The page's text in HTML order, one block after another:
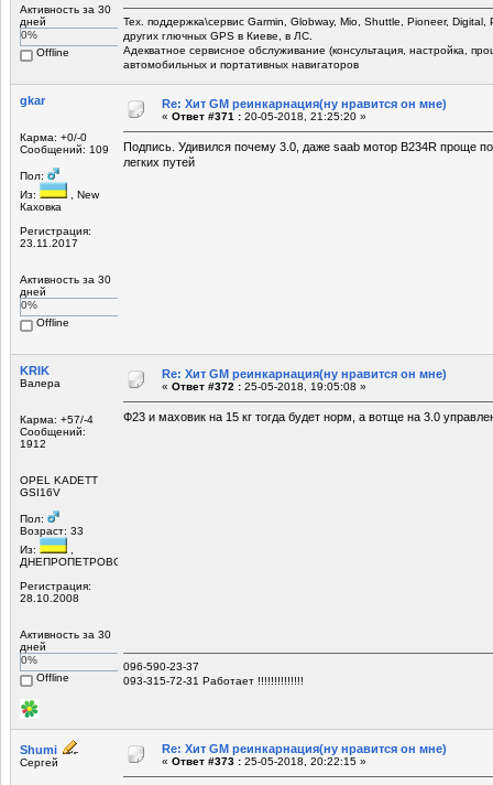
Активность за 30
дней
0%
Offline
Тех. поддержка\сервис Garmin, Globway, Mio, Shuttle, Pioneer,
других глючных GPS в Киеве, в ЛС.
Адекватное сервисное обслуживание (консультация, настройка,
автомобильных и портативных навигаторов
gkar
Карма: +0/-0
Сообщений: 109
Пол:
Из:
, New
Каховка
Регистрация:
23.11.2017
Активность за 30
дней
0%
Offline
Re: Хит GM реинкарнация(ну нравится он мне)
« Ответ #371 : 20-05-2018, 21:25:20 »
Подпись. Удивился почему 3.0, даже saab мотор B234R проще
легких путей
KRIK
Валера
Карма: +57/-4
Сообщений:
1912
OPEL KADETT
GSI16V
Пол:
Возраст: 33
Из:
ДНЕПРОПЕТРОВСК
Регистрация:
28.10.2008
Активность за 30
дней
0%
Offline
Re: Хит GM реинкарнация(ну нравится он мне)
« Ответ #372 : 25-05-2018, 19:05:08 »
Ф23 и маховик на 15 кг тогда будет норм, а вотще на 3.0
096-590-23-37
093-315-72-31 Работает !!!!!!!!!!!!!!
Shumi
Сергей
Re: Хит GM реинкарнация(ну нравится он мне)
« Ответ #373 : 25-05-2018, 20:22:15 »